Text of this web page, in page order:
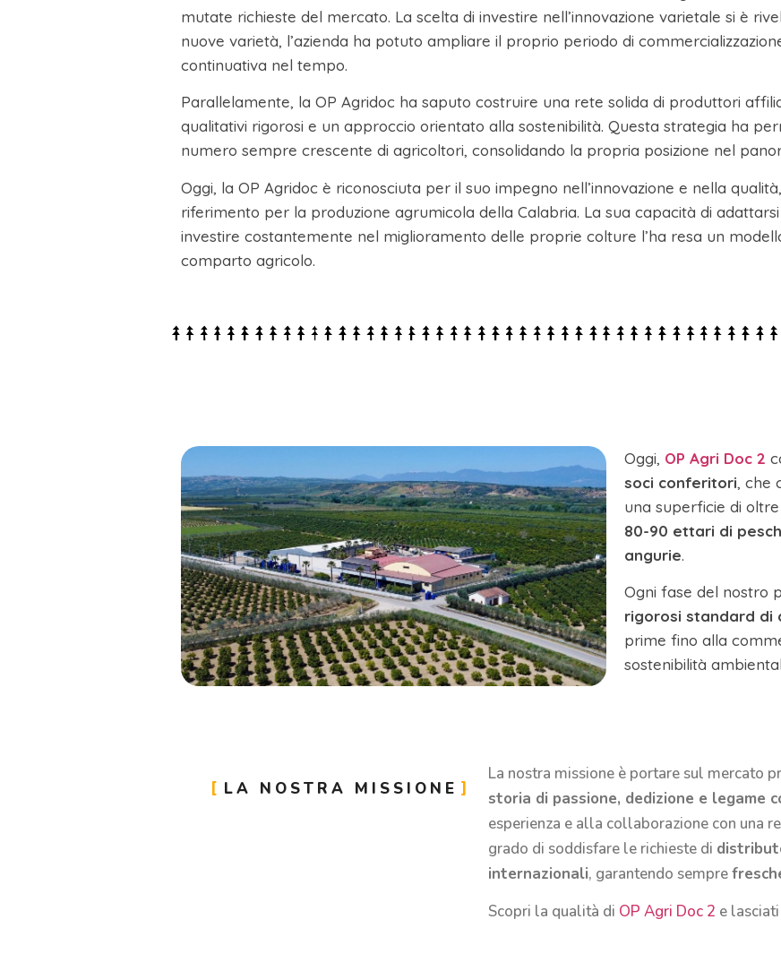
mutate richieste del mercato. La scelta di investire nell’innovazione varietale si è
nuove varietà, l’azienda ha potuto ampliare il proprio periodo di
continuativa nel tempo.
Parallelamente, la OP Agridoc ha saputo costruire una rete solida di produttori
qualitativi rigorosi e un approccio orientato alla sostenibilità. Questa strategia ha
numero sempre crescente di agricoltori, consolidando la propria posizione nel
Oggi, la OP Agridoc è riconosciuta per il suo impegno nell’innovazione e nella
riferimento per la produzione agrumicola della Calabria. La sua capacità di
investire costantemente nel miglioramento delle proprie colture l’ha resa un
comparto agricolo.
Oggi, OP Agri Doc 2
soci conferitori, che
una superficie di oltre
80-90 ettari di
angurie.
Ogni fase del nostro
rigorosi standard di
prime fino alla
sostenibilità
LA NOSTRA MISSIONE
La nostra missione è portare sul mercato
storia di passione, dedizione e legame
esperienza e alla collaborazione con una
grado di soddisfare le richieste di
internazionali, garantendo sempre
Scopri la qualità di OP Agri Doc 2 e